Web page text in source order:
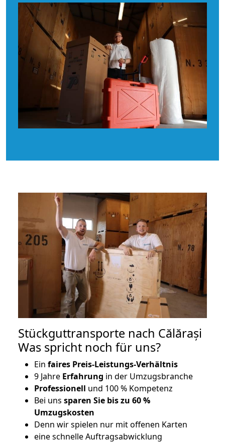
Stückguttransporte nach Călărași
Was spricht noch für uns?
Ein faires Preis-Leistungs-Verhältnis
9 Jahre Erfahrung in der Umzugsbranche
Professionell und 100 % Kompetenz
Bei uns sparen Sie bis zu 60 %
Umzugskosten
Denn wir spielen nur mit offenen Karten
eine schnelle Auftragsabwicklung